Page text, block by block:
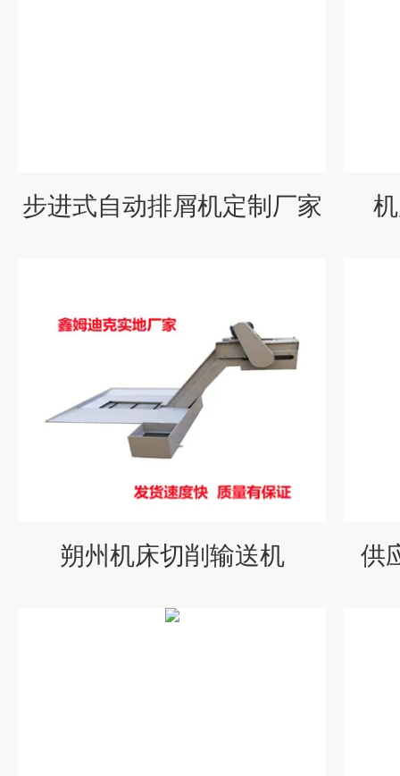
步进式自动排屑机定制厂家
朔州机床切削输送机 供